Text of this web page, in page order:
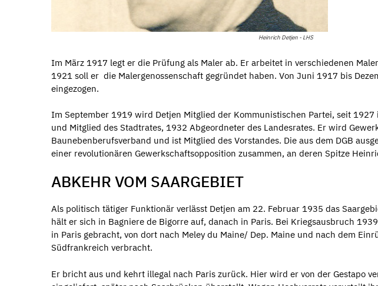
Heinrich Detjen - LHS
Im März 1917 legt er die Prüfung als Maler ab. Er arbeitet in verschiedenen
1921 soll er die Malergenossenschaft gegründet haben. Von Juni 1917 bis
eingezogen.
Im September 1919 wird Detjen Mitglied der Kommunistischen Partei, seit
und Mitglied des Stadtrates, 1932 Abgeordneter des Landesrates. Er wird
Baunebenberufsverband und ist Mitglied des Vorstandes. Die aus dem DGB
einer revolutionären Gewerkschaftsopposition zusammen, an deren Spitze
ABKEHR VOM SAARGEBIET
Als politisch tätiger Funktionär verlässt Detjen am 22. Februar 1935 das
hält er sich in Bagniere de Bigorre auf, danach in Paris. Bei Kriegsausbruch
in Paris gebracht, von dort nach Meley du Maine/ Dep. Maine und nach dem
Südfrankreich verbracht.
Er bricht aus und kehrt illegal nach Paris zurück. Hier wird er von der Gestapo